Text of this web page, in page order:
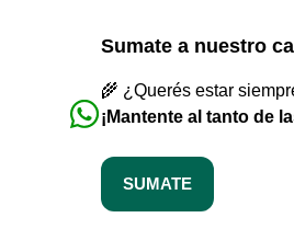
Sumate a nuestro
🌾 ¿Querés estar
¡Mantente al tanto de
SUMATE